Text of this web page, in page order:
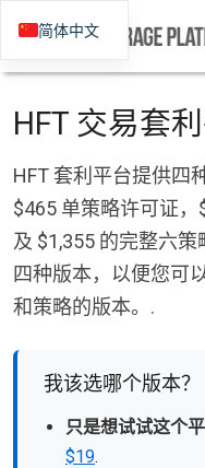
HFT 交易套
HFT 套利平台提供四
$465 单策略许可证
及 $1,355 的完整六
四种版本，以便您可
和策略的版本。.
我该选哪个版本？
只是想试试这个平
$19.
简体中文